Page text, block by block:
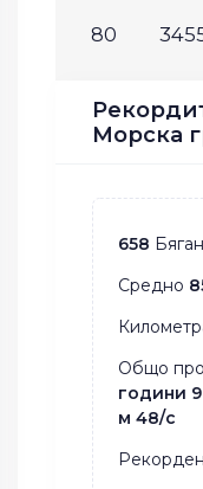
80
Морска
658
Средно
Общо
години
м 48/с